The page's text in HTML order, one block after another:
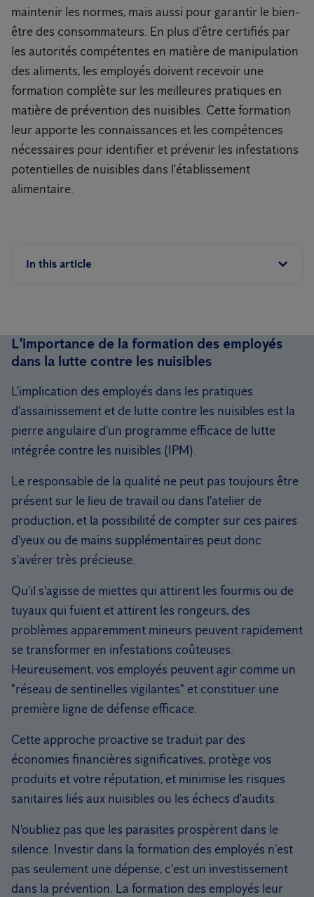
maintenir les normes, mais aussi pour garantir le bien-
être des consommateurs. En plus d'être certifiés par
les autorités compétentes en matière de manipulation
des aliments, les employés doivent recevoir une
formation complète sur les meilleures pratiques en
matière de prévention des nuisibles. Cette formation
leur apporte les connaissances et les compétences
nécessaires pour identifier et prévenir les infestations
potentielles de nuisibles dans l'établissement
alimentaire.
In this article
L'importance de la formation des employés
dans la lutte contre les nuisibles
L'implication des employés dans les pratiques
d'assainissement et de lutte contre les nuisibles est la
pierre angulaire d'un programme efficace de lutte
intégrée contre les nuisibles (IPM).
Le responsable de la qualité ne peut pas toujours être
présent sur le lieu de travail ou dans l'atelier de
production, et la possibilité de compter sur ces paires
d'yeux ou de mains supplémentaires peut donc
s'avérer très précieuse.
Qu'il s'agisse de miettes qui attirent les fourmis ou de
tuyaux qui fuient et attirent les rongeurs, des
problèmes apparemment mineurs peuvent rapidement
se transformer en infestations coûteuses.
Heureusement, vos employés peuvent agir comme un
"réseau de sentinelles vigilantes" et constituer une
première ligne de défense efficace.
Cette approche proactive se traduit par des
économies financières significatives, protège vos
produits et votre réputation, et minimise les risques
sanitaires liés aux nuisibles ou les échecs d'audits.
N'oubliez pas que les parasites prospèrent dans le
silence. Investir dans la formation des employés n'est
pas seulement une dépense, c'est un investissement
dans la prévention. La formation des employés leur